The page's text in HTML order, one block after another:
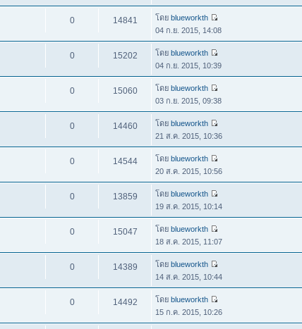
0 14841 โดยblueworkth
04 ก.ย. 2015, 14:08
0 15202 โดยblueworkth
04 ก.ย. 2015, 10:39
0 15060 โดยblueworkth
03 ก.ย. 2015, 09:38
0 14460 โดยblueworkth
21 ส.ค. 2015, 10:36
0 14544 โดยblueworkth
20 ส.ค. 2015, 10:56
0 13859 โดยblueworkth
19 ส.ค. 2015, 10:14
0 15047 โดยblueworkth
18 ส.ค. 2015, 11:07
0 14389 โดยblueworkth
14 ส.ค. 2015, 10:44
0 14492 โดยblueworkth
15 ก.ค. 2015, 10:26